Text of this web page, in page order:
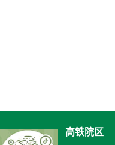
高铁院区